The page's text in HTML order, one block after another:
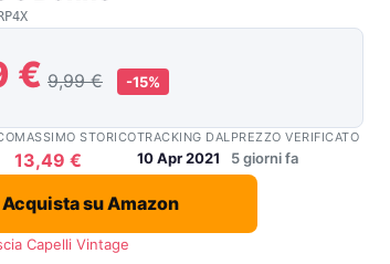
€ 9,99 € -15%
MASSIMO STORICO
13,49 €
TRACKING DAL
10 Apr 2021
PREZZO VERIFICATO
5 giorni fa
Acquista su Amazon
Capelli Vintage